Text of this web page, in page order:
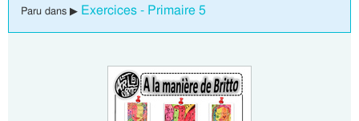
Paru dans ▶ Exercices - Primaire 5